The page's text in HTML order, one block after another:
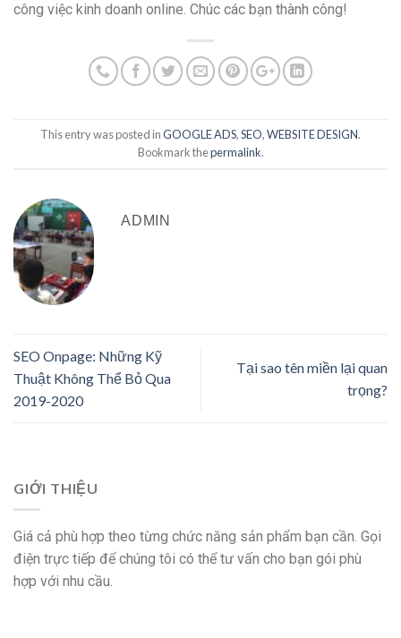
công việc kinh doanh online. Chúc các bạn thành công!
This entry was posted inGOOGLE ADS,SEO,WEBSITE DESIGN.
Bookmark thepermalink.
ADMIN
SEO Onpage: Những Kỹ
Thuật Không Thể Bỏ Qua
2019-2020
Tại sao tên miền lại quan
trọng?
GIỚI THIỆU
Giá cả phù hợp theo từng chức năng sản phẩm bạn cần. Gọi
điện trực tiếp để chúng tôi có thể tư vấn cho bạn gói phù
hợp với nhu cầu.